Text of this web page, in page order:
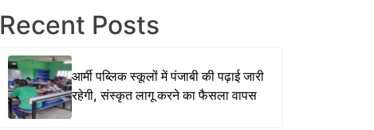
Recent Posts
आर्मी पब्लिक स्कूलों में पंजाबी की पढ़ाई जारी
रहेगी, संस्कृत लागू करने का फैसला वापस